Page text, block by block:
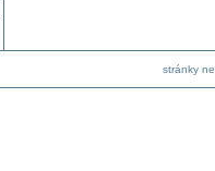
stránky